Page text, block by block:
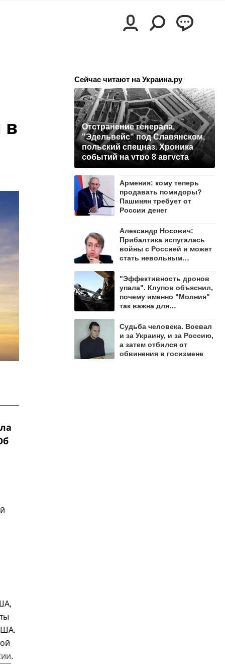
в
.
Сейчас читают на Украина.ру
Отстранение генерала,
"Эдельвейс" под Славянском,
польский спецназ. Хроника
событий на утро 8 августа
Армения: кому теперь
продавать помидоры?
Пашинян требует от
России денег
Александр Носович:
Прибалтика испугалась
войны с Россией и может
стать невольным
"Эффективность дронов
упала". Клупов объяснил,
почему именно "Молния"
так важна для
Судьба человека. Воевал
и за Украину, и за Россию,
а затем отбился от
обвинения в госизмене